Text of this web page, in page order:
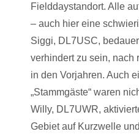
Fielddaystandort. Alle
– auch hier eine
Siggi, DL7USC,
verhindert zu sein, nach
in den Vorjahren. Auch
„Stammgäste“ waren
Willy, DL7UWR,
Gebiet auf Kurzwelle